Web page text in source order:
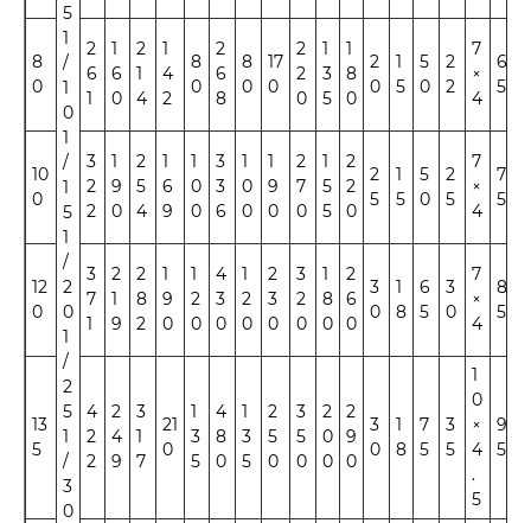
5
1
/
1
0
1
/
1
5
1
/
2
0
1
/
2
5
1
/
3
0
8
0
2
6
1
1
6
0
2
1
4
1
4
2
8
0
2
6
8
8
0
17
0
2
2
0
1
3
5
1
8
0
2
0
1
5
5
0
2
2
7
×
4
6
5
10
0
3
2
2
1
9
0
2
5
4
1
6
9
1
0
0
3
3
6
1
0
0
1
9
0
2
7
0
1
5
5
2
2
0
2
5
1
5
5
0
2
5
7
×
4
7
5
12
0
3
7
1
2
1
9
2
8
2
1
9
0
1
2
0
4
3
0
1
2
0
2
3
0
3
2
0
1
8
0
2
6
0
3
0
1
8
6
5
3
0
7
×
4
8
5
13
5
4
2
2
2
4
9
3
1
7
21
0
1
3
5
4
8
0
1
3
5
2
5
0
3
5
0
2
0
0
2
9
0
3
0
1
8
7
5
3
5
1
0
×
4
.
5
9
5